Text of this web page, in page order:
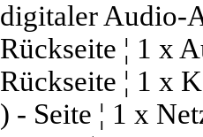
digitaler Audio-
Rückseite ¦ 1 x
Rückseite ¦ 1 x
) - Seite ¦ 1 x